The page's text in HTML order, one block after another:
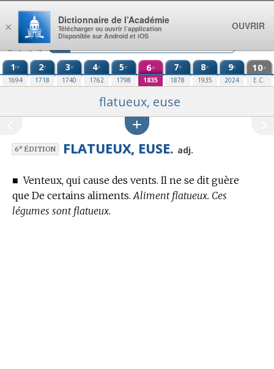
Aller au contenu
1re
1694
2e
1718
3e
1740
4e
1762
5e
1798
6e
1835
7e
1878
8e
1935
9e
2024
10e
E.C.
flatueux, euse
6eÉDITION FLATUEUX, EUSE. adj.
■Venteux, qui cause des vents. Il ne se dit guère
que De certains aliments. Aliment flatueux. Ces
légumes sont flatueux.
×
Dictionnaire de l’Académie
Télécharger ou ouvrir l’application
Disponible sur Android et iOS
OUVRIR